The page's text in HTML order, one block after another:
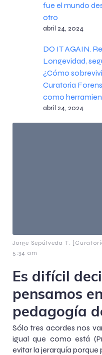
fue el mundo
otro
abril 24, 2024
DO IT AGAIN.
Longevidad,
¿Cómo
Curatoria
como
abril 24, 2024
Jorge Sepúlveda T.
5:34 am
Es difícil
pensamos
pedagogía
Sólo tres acordes nos
igual que como está
evitar la jerarquía porque